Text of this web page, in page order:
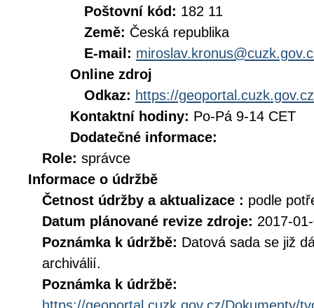
Poštovní kód: 182 11
Země: Česká republika
E-mail:
Online zdroj
Odkaz: https://geoportal.cuzk.gov.cz
Kontaktní hodiny: Po-Pá 9-14 CET
Dodatečné informace:
Role: správce
Informace o údržbě
Četnost údržby a aktualizace : podle
Datum plánované revize zdroje: 2017-
Poznámka k údržbě: Datová sada se již
archiválií.
Poznámka k údržbě: